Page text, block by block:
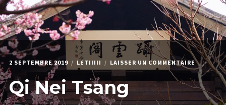
2 SEPTEMBRE 2019 LETIIIII LAISSER UN COMMENTAIRE
Qi Nei Tsang